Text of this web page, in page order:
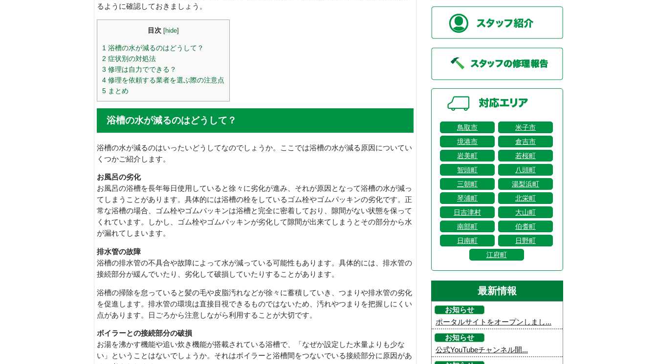
るように確認しておきましょう。
目次 [hide]
1 浴槽の水が減るのはどうして？
2 症状別の対処法
3 修理は自力でできる？
4 修理を依頼する業者を選ぶ際の注意点
5 まとめ
浴槽の水が減るのはどうして？
浴槽の水が減るのはいったいどうしてなのでしょうか。ここでは浴槽の水が減る原因についてい
くつかご紹介します。
お風呂の劣化
お風呂の浴槽を長年毎日使用していると徐々に劣化が進み、それが原因となって浴槽の水が減っ
てしまうことがあります。具体的には浴槽の栓をしているゴム栓やゴムパッキンの劣化です。正
常な浴槽の場合、ゴム栓やゴムパッキンは浴槽と完全に密着しており、隙間がない状態を保って
くれています。しかし、ゴム栓やゴムパッキンが劣化して隙間が出来てしまうとその部分から水
が漏れてしまいます。
排水管の故障
浴槽の排水管の不具合や故障によって水が減っている可能性もあります。具体的には、排水管の
接続部分が緩んでいたり、劣化して破損していたりすることがあります。
浴槽の掃除を怠っていると髪の毛や皮脂汚れなどが徐々に蓄積していき、つまりや排水管の劣化
を促進します。排水管の環境は直接目視できるものではないため、汚れやつまりを把握しにくい
点があります。日ごろから注意しながら利用することが大切です。
ボイラーとの接続部分の破損
お湯を沸かす機能や追い炊き機能が搭載されている浴槽で、「なぜか設定した水量よりも少な
い」ということはないでしょうか。それはボイラーと浴槽間をつないでいる接続部分に原因があ
鳥取市
米子市
境港市
倉吉市
岩美町
若桜町
智頭町
八頭町
三朝町
湯梨浜町
琴浦町
北栄町
日吉津村
大山町
南部町
伯耆町
日南町
日野町
江府町
最新情報
お知らせ
ポータルサイトをオープンしまし...
お知らせ
公式YouTubeチャンネル開...